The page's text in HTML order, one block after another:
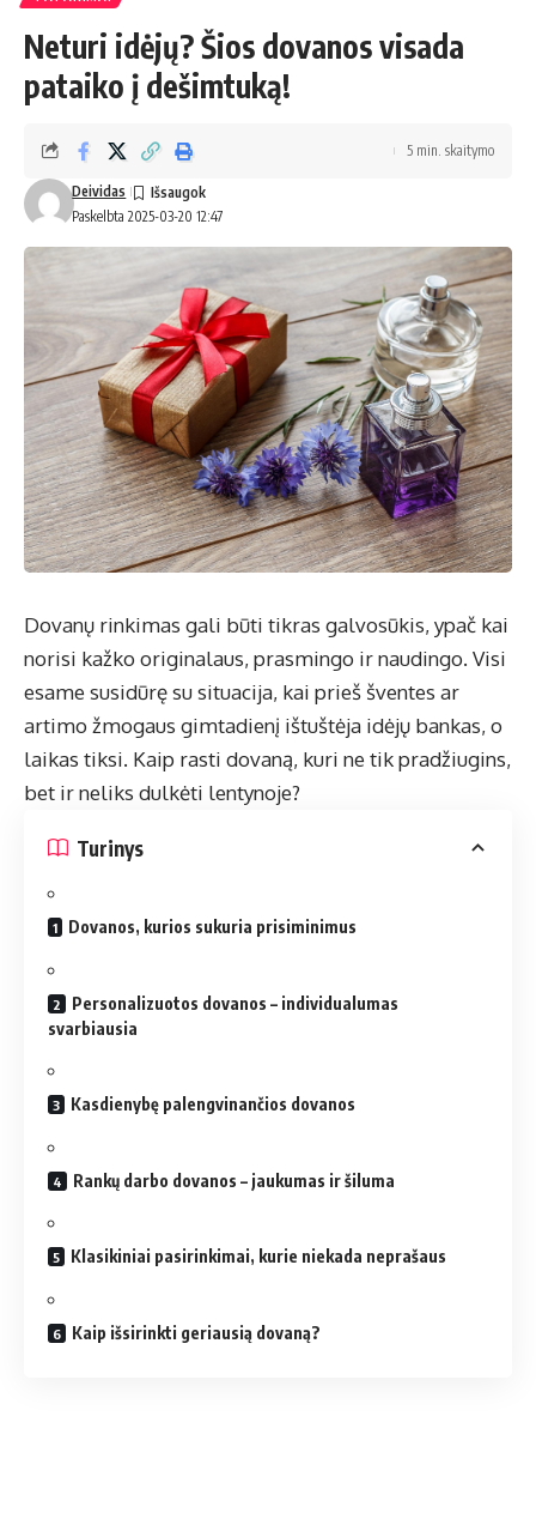
Neturi idėjų? Šios dovanos visada
pataiko į dešimtuką!
Paskelbta 2025-03-20 12:47
Deividas
5 min. skaitymo
Dovanų rinkimas gali būti tikras galvosūkis, ypač kai
norisi kažko originalaus, prasmingo ir naudingo. Visi
esame susidūrę su situacija, kai prieš šventes ar
artimo žmogaus gimtadienį ištuštėja idėjų bankas, o
laikas tiksi. Kaip rasti dovaną, kuri ne tik pradžiugins,
bet ir neliks dulkėti lentynoje?
Turinys
Dovanos, kurios sukuria prisiminimus
Personalizuotos dovanos – individualumas
svarbiausia
Kasdienybę palengvinančios dovanos
Rankų darbo dovanos – jaukumas ir šiluma
Klasikiniai pasirinkimai, kurie niekada neprašaus
Kaip išsirinkti geriausią dovaną?